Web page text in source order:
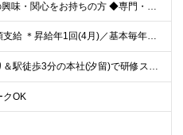
◆IT業界への興味・関心をお持ちの方 ◆専門・短大卒以上※ ※ヘルプデスクやカスタマーサポート ※エンジニア以外の経験をお持ちの方 1年未満の経験でもOKです！
＊残業代全額支給 ＊昇給年1回(4月)／基本毎年昇給 ＊賞与年2回(6月・12月)／3ヶ月分支給実績あり ＊交通費支給(月5万円まで) -------------------- ◆社員の年収例 年収4
リモートあり＆駅徒歩3分の本社(汐留)で研修スタート！ 【システナ東京本社】 東京都港区海岸1-2-20 汐留ビルディング14F・16F ◆リモートワーク・フルリモートのお仕事もあり ◆お住まいの地
クOK